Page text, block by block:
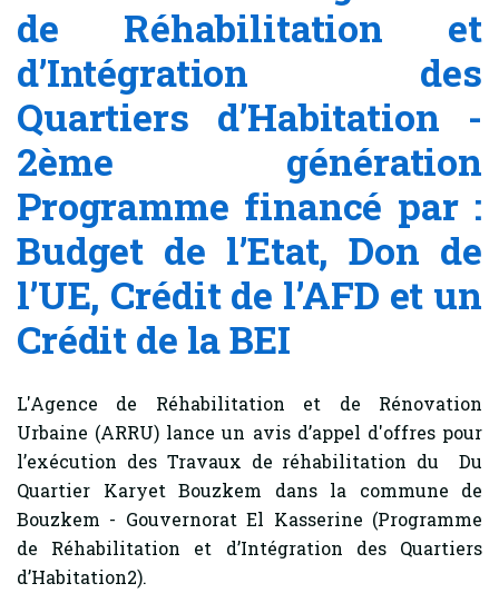
de Réhabilitation et
d’Intégration des
Quartiers d’Habitation -
2ème génération
Programme financé par :
Budget de l’Etat, Don de
l’UE, Crédit de l’AFD et un
Crédit de la BEI
L'Agence de Réhabilitation et de Rénovation
Urbaine (ARRU) lance un avis d’appel d'offres pour
l’exécution des Travaux de réhabilitation du Du
Quartier Karyet Bouzkem dans la commune de
Bouzkem - Gouvernorat El Kasserine (Programme
de Réhabilitation et d’Intégration des Quartiers
d’Habitation2).